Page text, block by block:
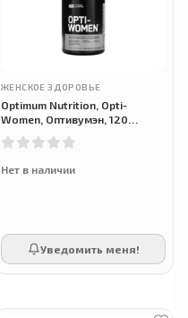
ЖЕНСКОЕ ЗДОРОВЬЕ
Optimum Nutrition, Opti-
Women, Оптивумэн, 120
Нет в наличии
Уведомить меня!